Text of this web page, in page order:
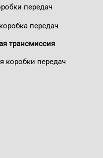
передач
передач
трансмиссия
коробки передач